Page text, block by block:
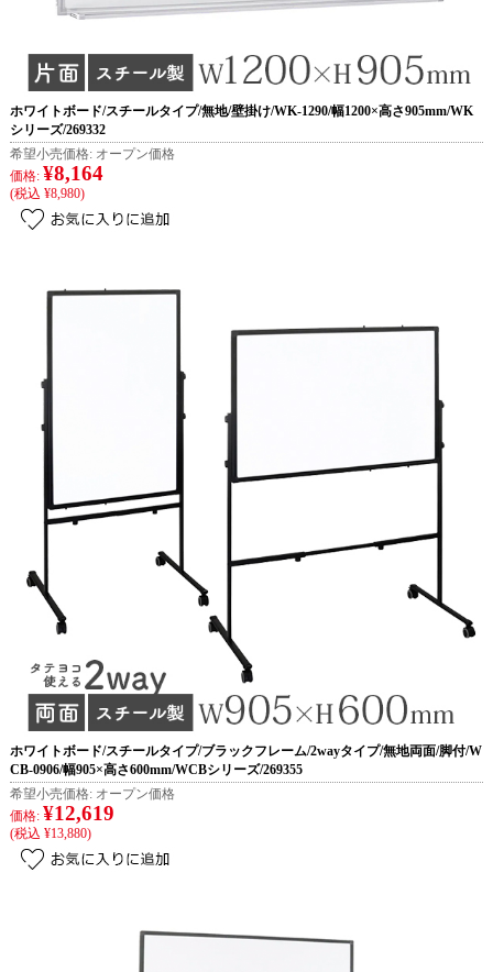
ホワイトボード/スチールタイプ/無地/壁掛け/WK-1290/幅1200×高さ905mm/WK
シリーズ/269332
希望小売価格: オープン価格
価格: ¥8,164
(税込 ¥8,980)
ホワイトボード/スチールタイプ/ブラックフレーム/2wayタイプ/無地両面/脚付/W
CB-0906/幅905×高さ600mm/WCBシリーズ/269355
希望小売価格: オープン価格
価格: ¥12,619
(税込 ¥13,880)